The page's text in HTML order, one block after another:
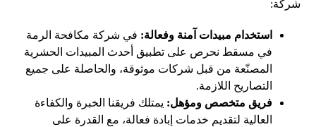
شركة:
استخدام مبيدات آمنة وفعالة: في شركة مكافحة الرمة
في مسقط نحرص على تطبيق أحدث المبيدات الحشرية
المصنّعة من قبل شركات موثوقة، والحاصلة على جميع
التصاريح اللازمة.
فريق متخصص ومؤهل: يمتلك فريقنا الخبرة والكفاءة
العالية لتقديم خدمات إبادة فعالة، مع القدرة على